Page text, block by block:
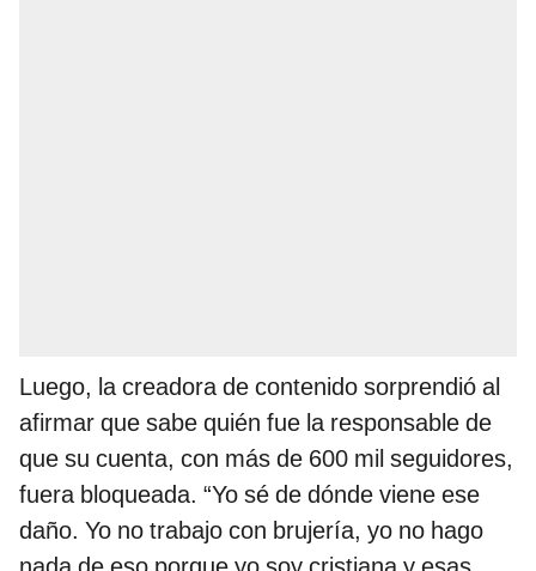
Luego, la creadora de contenido sorprendió al
afirmar que sabe quién fue la responsable de
que su cuenta, con más de 600 mil seguidores,
fuera bloqueada. “Yo sé de dónde viene ese
daño. Yo no trabajo con brujería, yo no hago